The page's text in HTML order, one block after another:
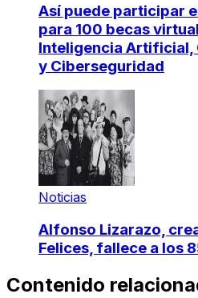
Así puede participar
para 100 becas
Inteligencia Artificial,
y Ciberseguridad
Noticias
Alfonso Lizarazo,
Felices, fallece a los
Contenido